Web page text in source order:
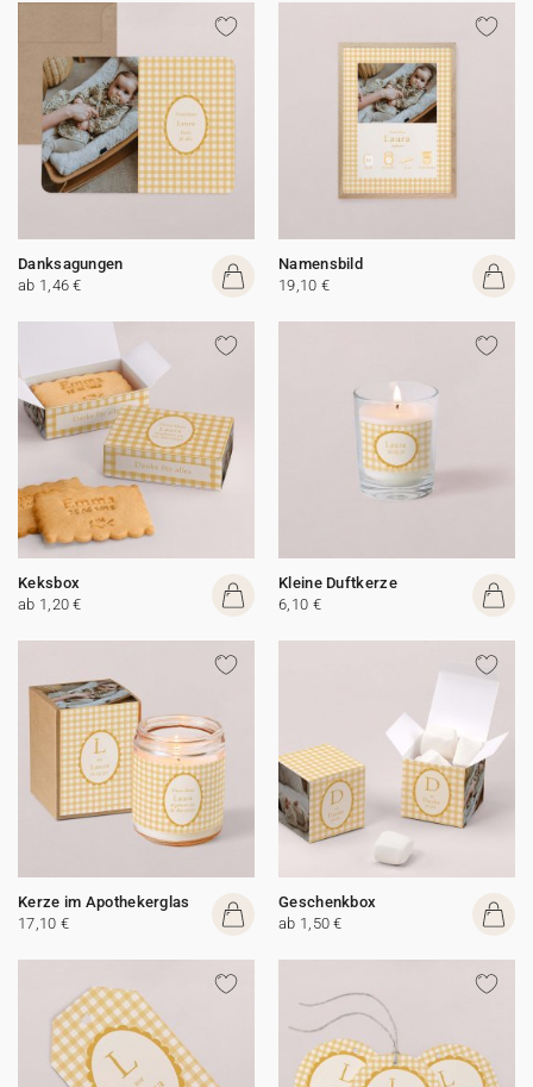
Danksagungen
ab 1,46 €
Namensbild
19,10 €
Keksbox
ab 1,20 €
Kleine Duftkerze
6,10 €
Kerze im Apothekerglas
17,10 €
Geschenkbox
ab 1,50 €